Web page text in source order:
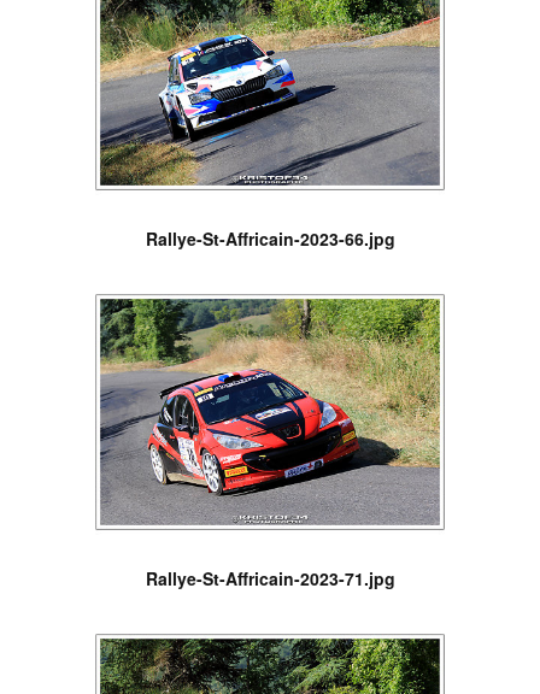
Rallye-St-Affricain-2023-66.jpg
Rallye-St-Affricain-2023-71.jpg